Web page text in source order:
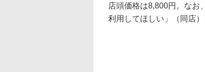
店頭価格は8,800円。なお
利用してほしい」（同店）